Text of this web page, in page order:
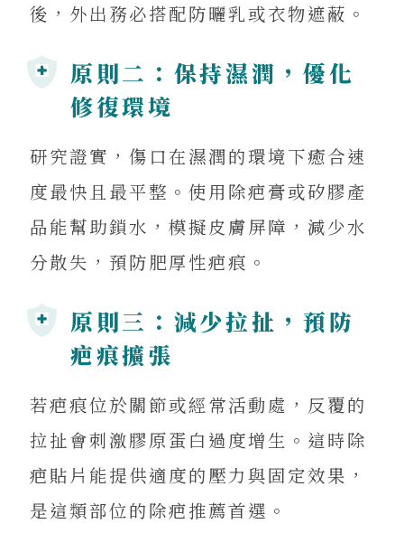
後，外出務必搭配防曬乳或衣物遮蔽。
原則二：保持濕潤，優化
修復環境
研究證實，傷口在濕潤的環境下癒合速
度最快且最平整。使用除疤膏或矽膠產
品能幫助鎖水，模擬皮膚屏障，減少水
分散失，預防肥厚性疤痕。
原則三：減少拉扯，預防
疤痕擴張
若疤痕位於關節或經常活動處，反覆的
拉扯會刺激膠原蛋白過度增生。這時除
疤貼片能提供適度的壓力與固定效果，
是這類部位的除疤推薦首選。